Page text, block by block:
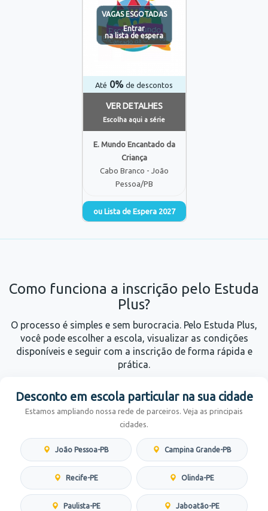
VAGAS ESGOTADAS
Entrar
na lista de espera
Até 0% de descontos
VER DETALHES
Escolha aqui a série
E. Mundo Encantado da
Criança
Cabo Branco - João
Pessoa/PB
ou Lista de Espera 2027
Como funciona a inscrição pelo Estuda
Plus?
O processo é simples e sem burocracia. Pelo Estuda Plus,
você pode escolher a escola, visualizar as condições
disponíveis e seguir com a inscrição de forma rápida e
prática.
Desconto em escola particular na sua cidade
Estamos ampliando nossa rede de parceiros. Veja as principais
cidades.
João Pessoa-PB Campina Grande-PB
Recife-PE Olinda-PE
Paulista-PE Jaboatão-PE